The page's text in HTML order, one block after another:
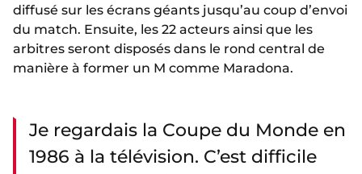
diffusé sur les écrans géants jusqu’au coup d’envoi
du match. Ensuite, les 22 acteurs ainsi que les
arbitres seront disposés dans le rond central de
manière à former un M comme Maradona.
Je regardais la Coupe du Monde en
1986 à la télévision. C’est difficile